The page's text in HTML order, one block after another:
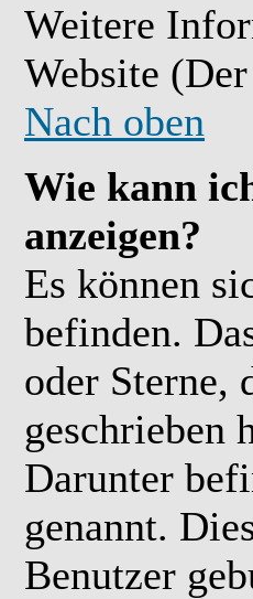
Weitere
Website
Nach oben
Wie kann
anzeigen?
Es können
befinden.
oder Sterne,
geschrieben
Darunter
genannt.
Benutzer